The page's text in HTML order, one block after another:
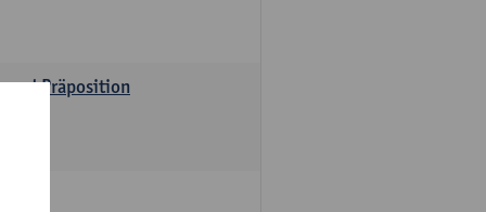
und Präposition